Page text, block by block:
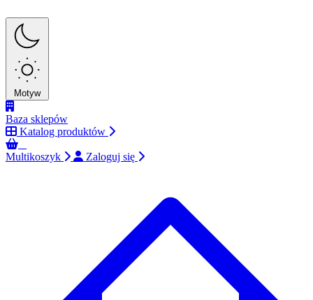
Motyw
Baza sklepów
Katalog produktów
Multikoszyk
Zaloguj się